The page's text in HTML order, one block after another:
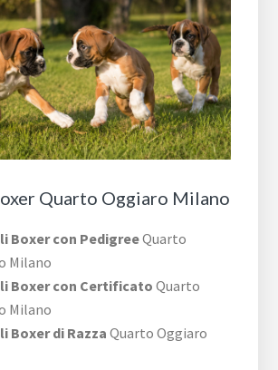
Quarto Oggiaro Milano
Boxer con PedigreeQuarto
Milano
Boxer con Certificato Quarto
Milano
Boxer di Razza Quarto Oggiaro